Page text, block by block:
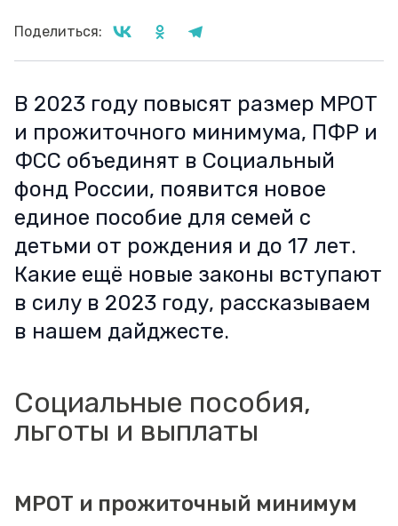
Поделиться:
В 2023 году повысят размер МРОТ
и прожиточного минимума, ПФР и
ФСС объединят в Социальный
фонд России, появится новое
единое пособие для семей с
детьми от рождения и до 17 лет.
Какие ещё новые законы вступают
в силу в 2023 году, рассказываем
в нашем дайджесте.
Социальные пособия,
льготы и выплаты
МРОТ и прожиточный минимум